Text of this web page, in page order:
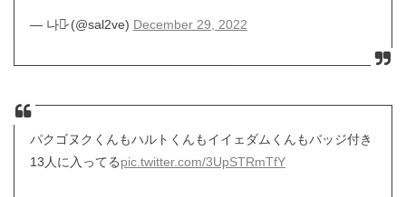
— 나♡̷ (@sal2ve) December 29, 2022
パクゴヌクくんもハルトくんもイイェダムくんもバッジ付き
13人に入ってるpic.twitter.com/3UpSTRmTfY